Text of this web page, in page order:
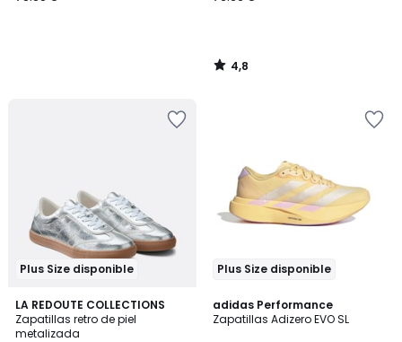
4,8
/
Plus Size disponible
LA REDOUTE COLLECTIONS
Zapatillas retro de piel
metalizada
3,3
/ 5
Plus Size disponible
adidas Performance
Zapatillas Adizero EVO SL
4,9
/ 5
3
Colores